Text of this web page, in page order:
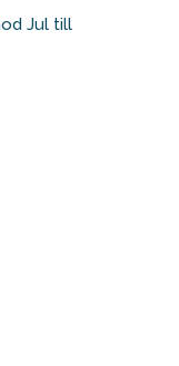
Jul till